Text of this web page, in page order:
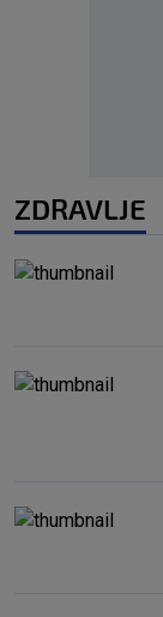
ZDRAVLJE